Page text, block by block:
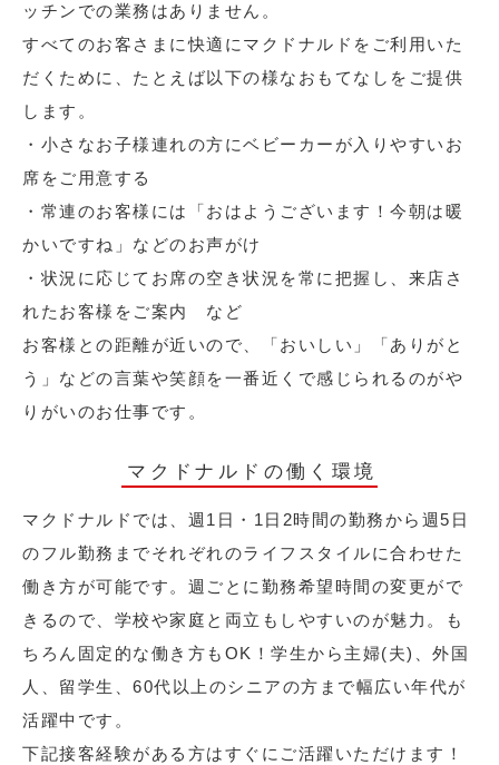
ッチンでの業務はありません。
すべてのお客さまに快適にマクドナルドをご利用いた
だくために、たとえば以下の様なおもてなしをご提供
します。
・小さなお子様連れの方にベビーカーが入りやすいお
席をご用意する
・常連のお客様には「おはようございます！今朝は暖
かいですね」などのお声がけ
・状況に応じてお席の空き状況を常に把握し、来店さ
れたお客様をご案内 など
お客様との距離が近いので、「おいしい」「ありがと
う」などの言葉や笑顔を一番近くで感じられるのがや
りがいのお仕事です。
マクドナルドの働く環境
マクドナルドでは、週1日・1日2時間の勤務から週5日
のフル勤務までそれぞれのライフスタイルに合わせた
働き方が可能です。週ごとに勤務希望時間の変更がで
きるので、学校や家庭と両立もしやすいのが魅力。も
ちろん固定的な働き方もOK！学生から主婦(夫)、外国
人、留学生、60代以上のシニアの方まで幅広い年代が
活躍中です。
下記接客経験がある方はすぐにご活躍いただけます！